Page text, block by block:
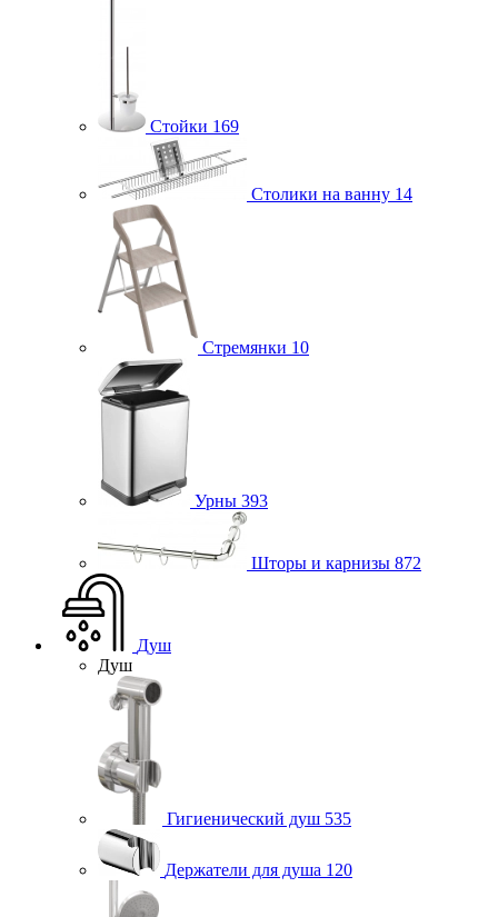
Стойки 169
Столики на ванну 14
Стремянки 10
Урны 393
Шторы и карнизы 872
Душ
Душ
Гигиенический душ 535
Держатели для душа 120